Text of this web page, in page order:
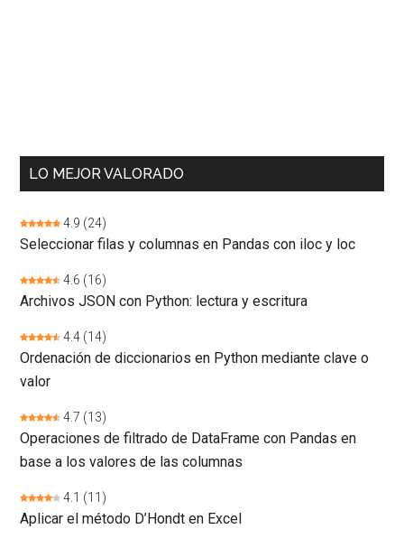
LO MEJOR VALORADO
4.9 (24)
Seleccionar filas y columnas en Pandas con iloc y loc
4.6 (16)
Archivos JSON con Python: lectura y escritura
4.4 (14)
Ordenación de diccionarios en Python mediante clave o
valor
4.7 (13)
Operaciones de filtrado de DataFrame con Pandas en
base a los valores de las columnas
4.1 (11)
Aplicar el método D’Hondt en Excel